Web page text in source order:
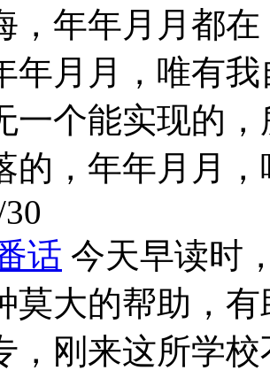
，年年月月都
年月月，唯有
一个能实现的
的，年年月月
话 今天早读时
莫大的帮助，
，刚来这所学